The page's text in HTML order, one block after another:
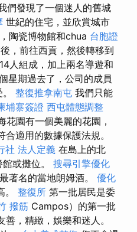
們發現了一個迷人的舊城
世紀的住宅，並欣賞城市
陶瓷博物館和chua 台胞證
，前往西貢，然後轉移到
人組成，加上兩名導遊和
星期過去了，公司的成員
整復推拿南屯 我們只能
埔寨簽證 西屯體態調整
園有一個美麗的花園，
適用的數據保護法規。
社 法人定義 在島上的北
或攤位。 搜尋引擎優化
著名的當地朗姆酒。 優化
。 整復所 第一批居民是委
撥筋 Campos）的第一批
，精緻，娛樂和迷人。